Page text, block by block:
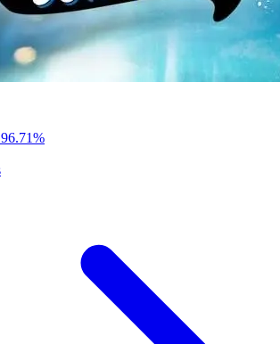
96.71%